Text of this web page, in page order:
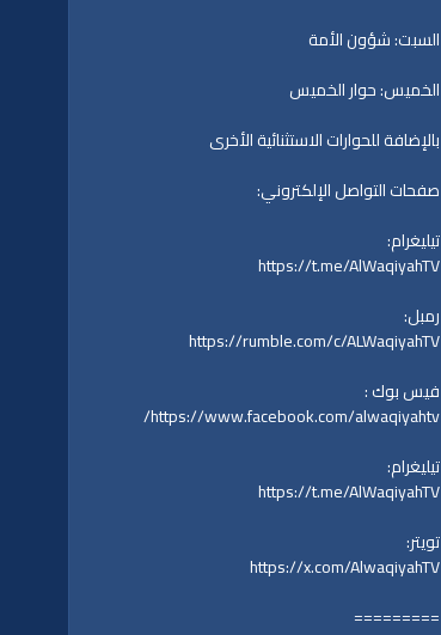
السبت: شؤون الأمة
الخميس: حوار الخميس
بالإضافة للحوارات الاستثنائية الأخرى
صفحات التواصل الإلكتروني:
تيليغرام:
https://t.me/AlWaqiyahTV
رمبل:
https://rumble.com/c/ALWaqiyahTV
فيس بوك :
https://www.facebook.com/alwaqiyahtv/
تيليغرام:
https://t.me/AlWaqiyahTV
تويتر:
https://x.com/AlwaqiyahTV
=========